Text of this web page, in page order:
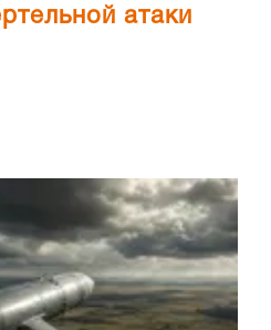
атаки